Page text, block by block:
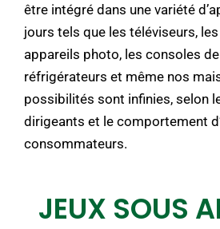
être intégré dans une variété
jours tels que les téléviseurs,
appareils photo, les consoles de
réfrigérateurs et même nos
possibilités sont infinies, selon
dirigeants et le comportement
consommateurs.
JEUX SOUS